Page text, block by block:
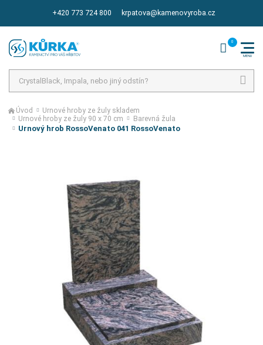
+420 773 724 800 krpatova@kamenovyroba.cz
Úvod
Urnové hroby ze žuly skladem
Urnové hroby ze žuly 90 x 70 cm
Barevná žula
Urnový hrob RossoVenato 041 RossoVenato